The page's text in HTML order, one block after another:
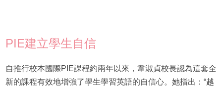
PIE建立學生自信
自推行校本國際PIE課程約兩年以來，韋淑貞校長認為這套全
新的課程有效地增強了學生學習英語的自信心。她指出：“越